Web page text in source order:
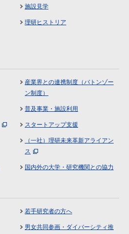
施設見学
理研ヒストリア
産業界との連携制度（バトンゾー
ン制度）
普及事業・施設利用
スタートアップ支援
（一社）理研未来革新アライアン
ス
国内外の大学・研究機関との協力
若手研究者の方へ
男女共同参画・ダイバーシティ推